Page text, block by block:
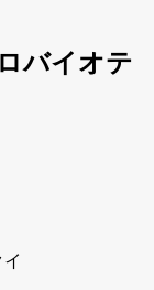
バイオテ